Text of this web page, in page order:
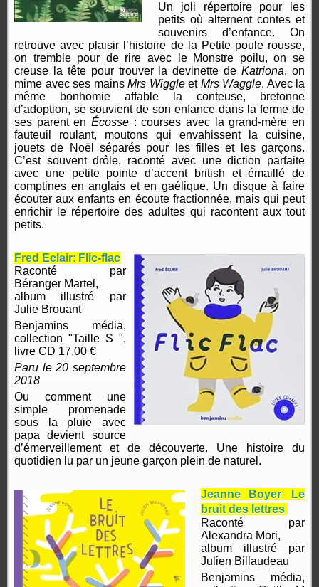
Un joli répertoire pour les
petits où alternent contes et
souvenirs d’enfance. On
retrouve avec plaisir l’histoire de la Petite poule rousse,
on tremble pour de rire avec le Monstre poilu, on se
creuse la tête pour trouver la devinette deKatriona, on
mime avec ses mains Mrs Wiggleet Mrs Waggle. Avec la
même bonhomie affable la conteuse, bretonne
d’adoption, se souvient de son enfance dans la ferme de
ses parent en Écosse : courses avec la grand-mère en
fauteuil roulant, moutons qui envahissent la cuisine,
jouets de Noël séparés pour les filles et les garçons.
C’est souvent drôle, raconté avec une diction parfaite
avec une petite pointe d’accent british et émaillé de
comptines en anglais et en gaélique. Un disque à faire
écouter aux enfants en écoute fractionnée, mais qui peut
enrichir le répertoire des adultes qui racontent aux tout
petits.
Fred Eclair: Flic-flac
Raconté par
Béranger Martel,
album illustré par
Julie Brouant
Benjamins média,
collection "Taille S ",
livre CD 17,00 €
Paru le 20 septembre
2018
Ou comment une
simple promenade
sous la pluie avec
papa devient source
d’émerveillement et de découverte. Une histoire du
quotidien lu par un jeune garçon plein de naturel.
Jeanne Boyer:
Le
bruit des lettres
Raconté par
Alexandra Mori,
album illustré par
Julien Billaudeau
Benjamins média,